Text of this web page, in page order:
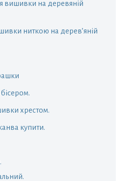
вишивки на деревяній
ниткою на дерев’яній
хрестом.
купити.